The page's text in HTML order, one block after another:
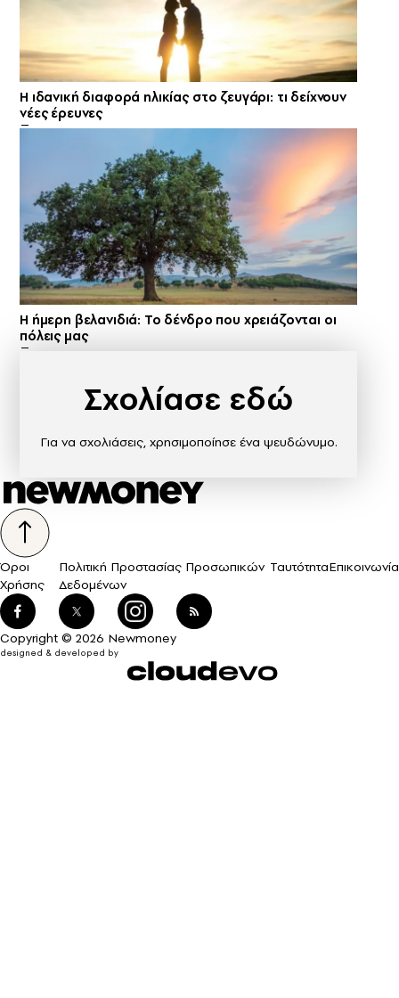
Η ιδανική διαφορά ηλικίας στο ζευγάρι: τι δείχνουν
νέες έρευνες
Η ήμερη βελανιδιά: Το δένδρο που χρειάζονται οι
πόλεις μας
Σχολίασε εδώ
Για να σχολιάσεις, χρησιμοποίησε ένα ψευδώνυμο.
Όροι
Χρήσης
Πολιτική Προστασίας Προσωπικών
Δεδομένων
ΤαυτότηταΕπικοινωνία
Copyright © 2026 Newmoney
designed & developed by